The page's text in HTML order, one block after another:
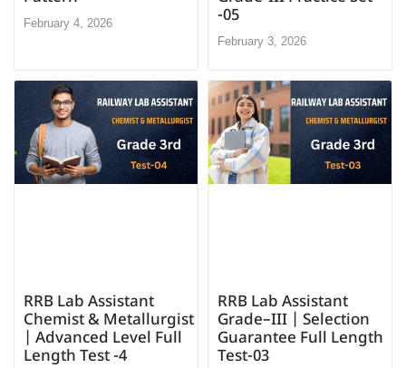
February 4, 2026
-05
February 3, 2026
RRB Lab Assistant
Chemist & Metallurgist
| Advanced Level Full
Length Test -4
RRB Lab Assistant
Grade–III | Selection
Guarantee Full Length
Test-03